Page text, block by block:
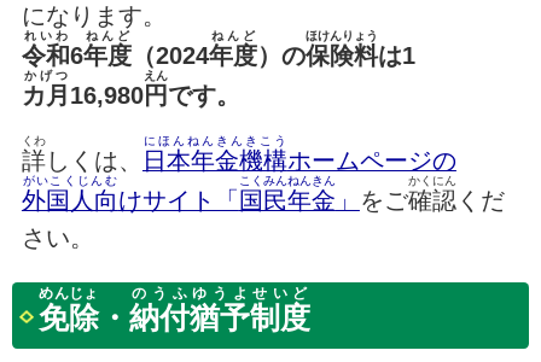
になります。
令和
れいわ
6年度
ねんど
（2024年度
ねんど
）の保険料
ほけんりょう
は1
カ月
かげつ
16,980円
えん
です。
詳
くわ
しくは、 日本年金機構
にほんねんきんきこう
ホームページの
外国人向
がいこくじんむ
けサイト「 国民年金
こくみんねんきん
」 をご確認
かくにん
くだ
さい。
免除
めんじょ
・納付猶予制度
のうふゆうよせいど